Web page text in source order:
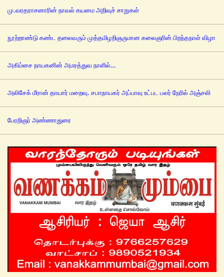
மு.வரதராசனாரின் நாவல் கயமை அறிவுச் சாறுகள்
நூற்றாண்டு கண்ட தலைவரும் முத்தமிழறிஞருமான கலைஞரின் பிறந்தநாள் விழா
அகிம்சை நாயகனின் அமரத்துவ நாளில்…
அலிசேக் மீரான் தாயார் மறைவு. சபாநாயகர் அப்பாவு உட்பட பலர் நேரில் அஞ்சலி
பேரறிஞர் அண்ணாதுரை